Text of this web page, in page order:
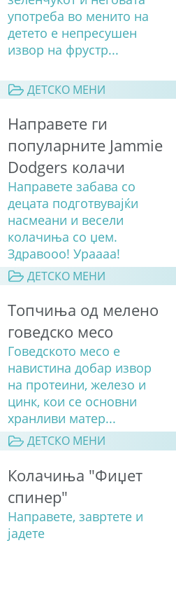
употреба во менито на
детето е непресушен
извор на фрустр...
ДЕТСКО МЕНИ
Направете ги
популарните Jammie
Dodgers колачи
Направете забава со
децата подготвувајќи
насмеани и весели
колачиња со џем.
Здравооо! Ураааа!
ДЕТСКО МЕНИ
Топчиња од мелено
говедско месо
Говедското месо е
навистина добар извор
на протеини, железо и
цинк, кои се основни
хранливи матер...
ДЕТСКО МЕНИ
Колачиња "Фиџет
спинер"
Направете, завртете и
јадете